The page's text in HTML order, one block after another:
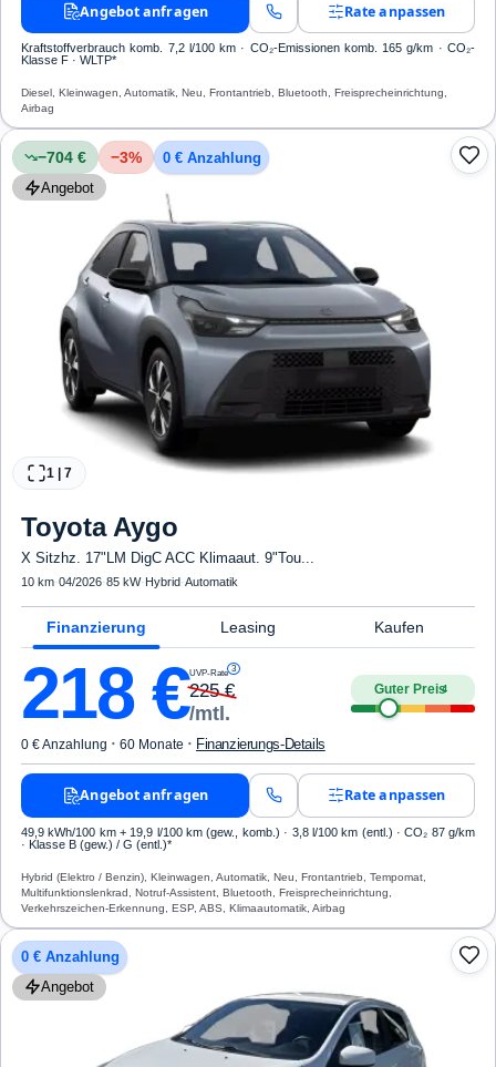
Angebot anfragen Rate anpassen
Kraftstoffverbrauch komb. 7,2 l/100 km · CO₂-Emissionen komb. 165 g/km · CO₂-
Klasse F · WLTP*
Diesel, Kleinwagen, Automatik, Neu, Frontantrieb, Bluetooth, Freisprecheinrichtung,
Airbag
−704 € −3%
0 € Anzahlung
Angebot
1 | 7
Toyota Aygo
X Sitzhz. 17"LM DigC ACC Klimaaut. 9"Tou...
10 km·04/2026·85 kW· Hybrid·Automatik
Finanzierung Leasing Kaufen
218€UVP-Rate 3
225€
/mtl.
Guter Preis4
0 € Anzahlung · 60 Monate · Finanzierungs-Details
Angebot anfragen Rate anpassen
49,9 kWh/100 km + 19,9 l/100 km (gew., komb.) · 3,8 l/100 km (entl.) · CO₂ 87 g/km
· Klasse B (gew.) / G (entl.)*
Hybrid (Elektro / Benzin), Kleinwagen, Automatik, Neu, Frontantrieb, Tempomat,
Multifunktionslenkrad, Notruf-Assistent, Bluetooth, Freisprecheinrichtung,
Verkehrszeichen-Erkennung, ESP, ABS, Klimaautomatik, Airbag
0 € Anzahlung
Angebot